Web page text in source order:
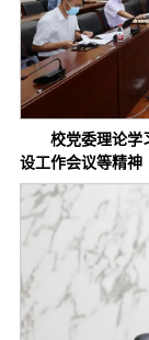
校党委理论学
设工作会议等精神